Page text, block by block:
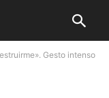
Gesto intenso